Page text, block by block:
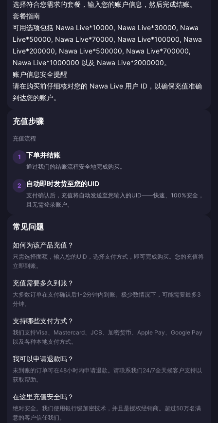
选择符合您需求的套餐，输入您的账户信息，然后完成结账。
套餐指南
可用选项包括 Nawa Live*10000, Nawa Live*30000, Nawa
Live*50000, Nawa Live*70000, Nawa Live*100000, Nawa
Live*200000, Nawa Live*500000, Nawa Live*700000,
Nawa Live*1000000 以及 Nawa Live*2000000。
账户信息安全提醒
请在购买前仔细核对您的 Nawa Live 用户 ID，以确保充值准确
到达您的账户。
充值步骤
充值流程
1 下单并结账
通过我们的结账流程安全地完成购买。
2 自动即时发货至您的UID
支付确认后，充值将自动发送至您输入的UID——快速、100%安全，
且无需登录账户。
常见问题
如何为该产品充值？
只需选择面额，输入您的UID，选择支付方式，即可完成购买。您的充值将
立即到账。
充值需要多久到账？
大多数订单在支付确认后1-2分钟内到账。极少数情况下，可能需要最多3
分钟。
支持哪些支付方式？
我们支持Visa、Mastercard、JCB、加密货币、Apple Pay、Google Pay
以及各种本地支付方式。
我可以申请退款吗？
未到账的订单可在48小时内申请退款。请联系我们24/7全天候客户支持以
获取帮助。
在这里充值安全吗？
绝对安全。我们使用银行级加密技术，并且是授权经销商。超过50万名满
意的客户信任我们。